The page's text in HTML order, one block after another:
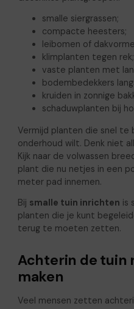
smalle siergrassen;
compacte heesters;
leibomen of
klimplanten tegen rek;
vaste planten met
bodembedekkers
kruiden in zonnige
schaduwplanten bij
Vermijd planten die snel te
onderhoud wilt. Denk niet
Kijk naar de volwassen
plant die nu netjes in een
meter pad innemen.
Bij smalle tuin inrichten is
planten die je kunt
terug te moeten zetten.
Achterin de tuin
maken
Veel mensen zetten